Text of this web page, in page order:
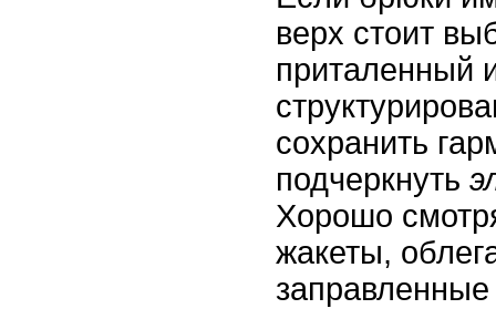
верх стоит
приталенный
сохранить
подчеркнуть
Хорошо
жакеты,